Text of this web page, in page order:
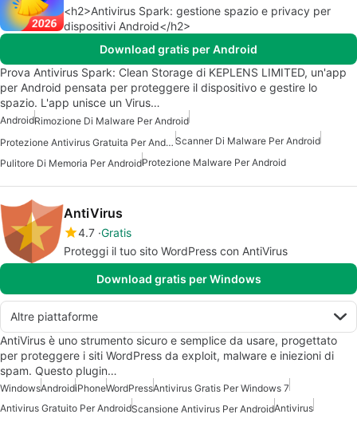
<h2>Antivirus Spark: gestione spazio e privacy per
dispositivi Android</h2>
Download gratis per Android
Prova Antivirus Spark: Clean Storage di KEPLENS LIMITED, un'app
per Android pensata per proteggere il dispositivo e gestire lo
spazio. L'app unisce un Virus…
AndroidRimozione Di Malware Per Android
Protezione Antivirus Gratuita Per Android Scanner Di Malware Per Android
Pulitore Di Memoria Per AndroidProtezione Malware Per Android
AntiVirus
4.7 Gratis
Proteggi il tuo sito WordPress con AntiVirus
Download gratis per Windows
Altre piattaforme
AntiVirus è uno strumento sicuro e semplice da usare, progettato
per proteggere i siti WordPress da exploit, malware e iniezioni di
spam. Questo plugin…
WindowsAndroidiPhoneWordPressAntivirus Gratis Per Windows 7
Antivirus Gratuito Per AndroidScansione Antivirus Per AndroidAntivirus